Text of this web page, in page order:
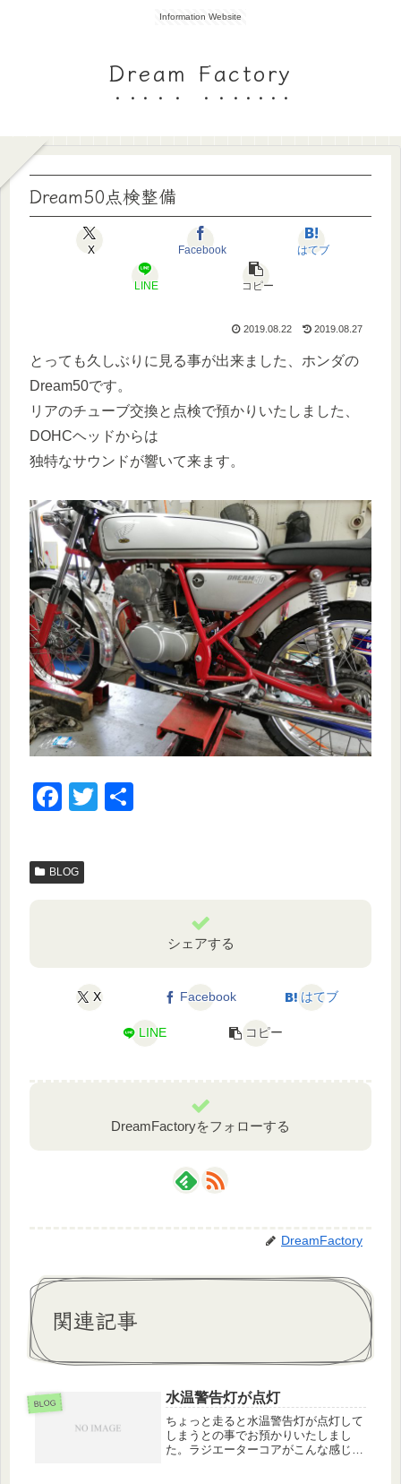
Information Website
Dream Factory
Dream50点検整備
X Facebook はてブ
LINE コピー
2019.08.22 2019.08.27
とっても久しぶりに見る事が出来ました、ホンダの
Dream50です。
リアのチューブ交換と点検で預かりいたしました、
DOHCヘッドからは
独特なサウンドが響いて来ます。
F
c
e
T
BLOG
シェアする
X Facebook はてブ
LINE コピー
DreamFactoryをフォローする
DreamFactory
関連記事
BLOG 水温警告灯が点灯
ちょっと走ると水温警告灯が点灯して
しまうとの事でお預かりいたしまし
た。ラジエーターコアがこんな感じで